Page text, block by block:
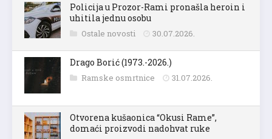
Policija u Prozor-Rami pronašla heroin i
uhitila jednu osobu
Ostale novosti 30.07.2026.
Drago Borić (1973.-2026.)
Ramske osmrtnice 31.07.2026.
Otvorena kušaonica “Okusi Rame”,
domaći proizvodi nadohvat ruke